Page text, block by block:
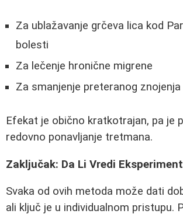
Za ublažavanje grčeva lica kod
bolesti
Za lečenje hronične migrene
Za smanjenje preteranog znojenja
Efekat je obično kratkotrajan, pa je
redovno ponavljanje tretmana.
Zaključak: Da Li Vredi
Svaka od ovih metoda može dati
ali ključ je u individualnom pristupu.